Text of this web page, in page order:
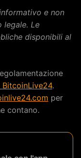
e non
legale. Le
disponibili al
.
per
contano.